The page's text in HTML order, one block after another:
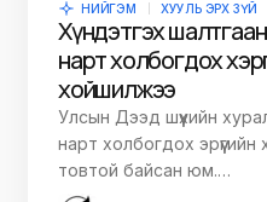
НИЙГЭМ ХУУЛЬ ЭРХ ЗҮЙ
Хүндэтгэх
нарт холбогдох
хойшилжээ
Улсын Дээд шүүхийн
нарт холбогдох эрүүгийн
товтой байсан юм.…